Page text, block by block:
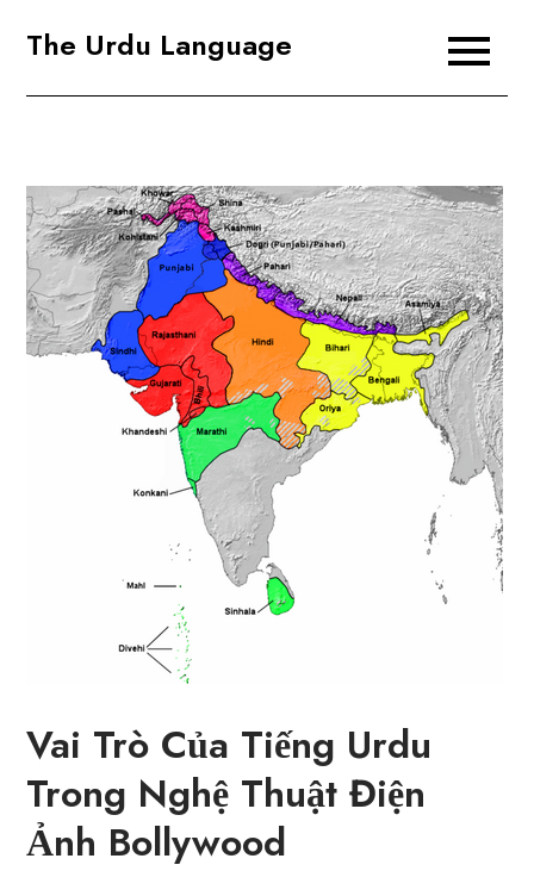
The Urdu Language
Vai Trò Của Tiếng Urdu
Trong Nghệ Thuật Điện
Ảnh Bollywood